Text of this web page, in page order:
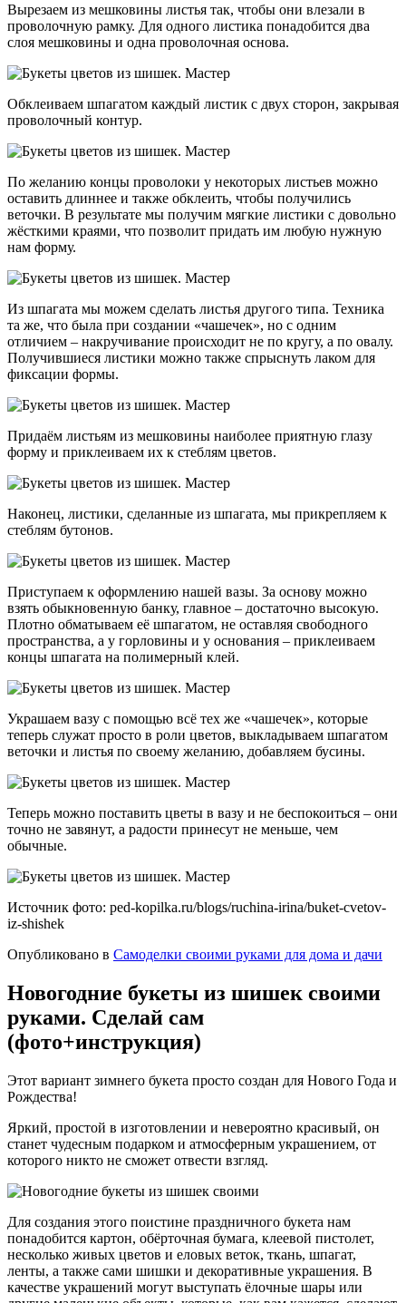
Вырезаем из мешковины листья так, чтобы они влезали в
проволочную рамку. Для одного листика понадобится два
слоя мешковины и одна проволочная основа.
Обклеиваем шпагатом каждый листик с двух сторон, закрывая
проволочный контур.
По желанию концы проволоки у некоторых листьев можно
оставить длиннее и также обклеить, чтобы получились
веточки. В результате мы получим мягкие листики с довольно
жёсткими краями, что позволит придать им любую нужную
нам форму.
Из шпагата мы можем сделать листья другого типа. Техника
та же, что была при создании «чашечек», но с одним
отличием – накручивание происходит не по кругу, а по овалу.
Получившиеся листики можно также спрыснуть лаком для
фиксации формы.
Придаём листьям из мешковины наиболее приятную глазу
форму и приклеиваем их к стеблям цветов.
Наконец, листики, сделанные из шпагата, мы прикрепляем к
стеблям бутонов.
Приступаем к оформлению нашей вазы. За основу можно
взять обыкновенную банку, главное – достаточно высокую.
Плотно обматываем её шпагатом, не оставляя свободного
пространства, а у горловины и у основания – приклеиваем
концы шпагата на полимерный клей.
Украшаем вазу с помощью всё тех же «чашечек», которые
теперь служат просто в роли цветов, выкладываем шпагатом
веточки и листья по своему желанию, добавляем бусины.
Теперь можно поставить цветы в вазу и не беспокоиться – они
точно не завянут, а радости принесут не меньше, чем
обычные.
Источник фото: ped-kopilka.ru/blogs/ruchina-irina/buket-cvetov-
iz-shishek
Опубликовано в Самоделки своими руками для дома и дачи
Новогодние букеты из шишек своими
руками. Сделай сам
(фото+инструкция)
Этот вариант зимнего букета просто создан для Нового Года и
Рождества!
Яркий, простой в изготовлении и невероятно красивый, он
станет чудесным подарком и атмосферным украшением, от
которого никто не сможет отвести взгляд.
Для создания этого поистине праздничного букета нам
понадобится картон, обёрточная бумага, клеевой пистолет,
несколько живых цветов и еловых веток, ткань, шпагат,
ленты, а также сами шишки и декоративные украшения. В
качестве украшений могут выступать ёлочные шары или